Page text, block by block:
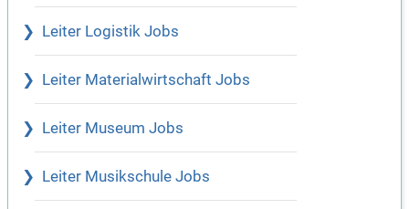
Leiter Logistik Jobs
Leiter Materialwirtschaft Jobs
Leiter Museum Jobs
Leiter Musikschule Jobs